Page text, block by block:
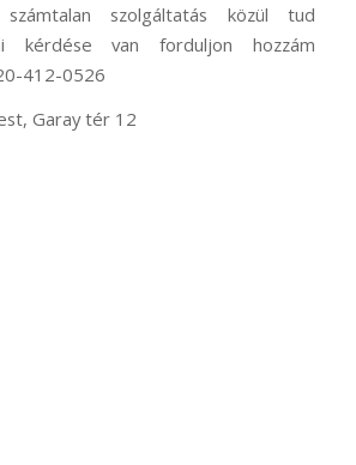
számtalan szolgáltatás közül tud
kérdése van forduljon hozzám
412-0526
Garay tér 12